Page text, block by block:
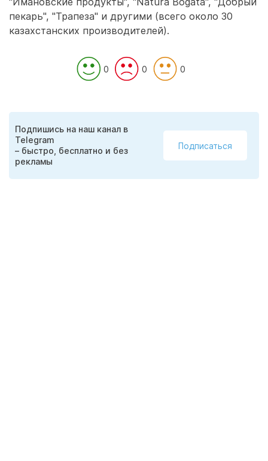
пекарь", "Трапеза" и другими (всего около 30
казахстанских производителей).
0 0 0
Подпишись на наш канал в
Telegram
– быстро, бесплатно и без
рекламы
Подписаться